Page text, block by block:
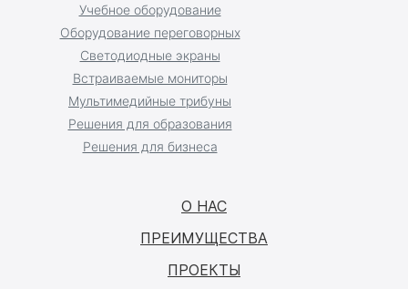
О НАС
ПРЕИМУЩЕСТВА
ПРОЕКТЫ
Оборудование переговорных
Учебное оборудование
Светодиодные экраны
Встраиваемые мониторы
Мультимедийные трибуны
Решения для образования
Решения для бизнеса